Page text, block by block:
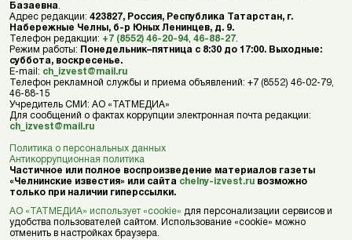
Базаевна
Адрес редакции: 423827, Россия, Республика Татарстан, г.
Набережные Челны, б-р Юных Ленинцев, д. 9.
Телефон редакции: +7 (8552) 46-20-94 46-88-27
Режим работы: Понедельник–пятница с 8:30 до 17:00. Выходные:
суббота, воскресенье.
E-mail: ch_izvest@mail.ru
Телефон рекламной службы и приема объявлений: +7 (8552) 46-02-79,
46-88-15
Учредитель СМИ: АО «ТАТМЕДИА»
Для сообщений о фактах коррупции электронная почта редакции:
ch_izvest@mail.ru
Политика о персональных данных
Антикоррупционная политика
Частичное или полное воспроизведение материалов газеты
«Челнинские известия» или сайта chelny-izvest.ru возможно
только при наличии гиперссылки.
АО «ТАТМЕДИА» использует «cookie» для персонализации сервисов и
удобства пользователей сайтом. Использование «cookie» можно
отменить в настройках браузера.